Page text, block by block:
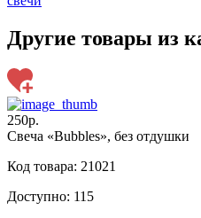
Другие товары из
250р.
Свеча «Bubbles», без отдушки
Код товара: 21021
Доступно: 115